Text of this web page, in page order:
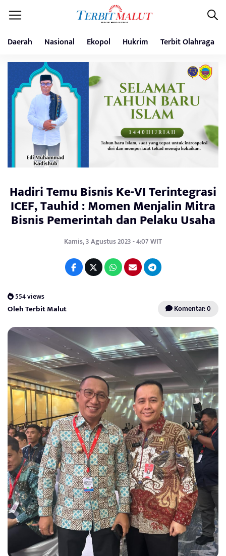
Daerah Nasional Ekopol Hukrim Terbit Olahraga
Hadiri Temu Bisnis Ke-VI Terintegrasi
ICEF, Tauhid : Momen Menjalin Mitra
Bisnis Pemerintah dan Pelaku Usaha
Kamis, 3 Agustus 2023 - 4:07 WIT
554 views
Oleh Terbit Malut Komentar: 0